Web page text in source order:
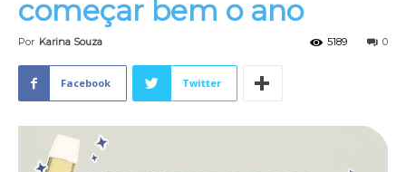
começar bem o ano
Por Karina Souza 0
5189
Facebook Twitter